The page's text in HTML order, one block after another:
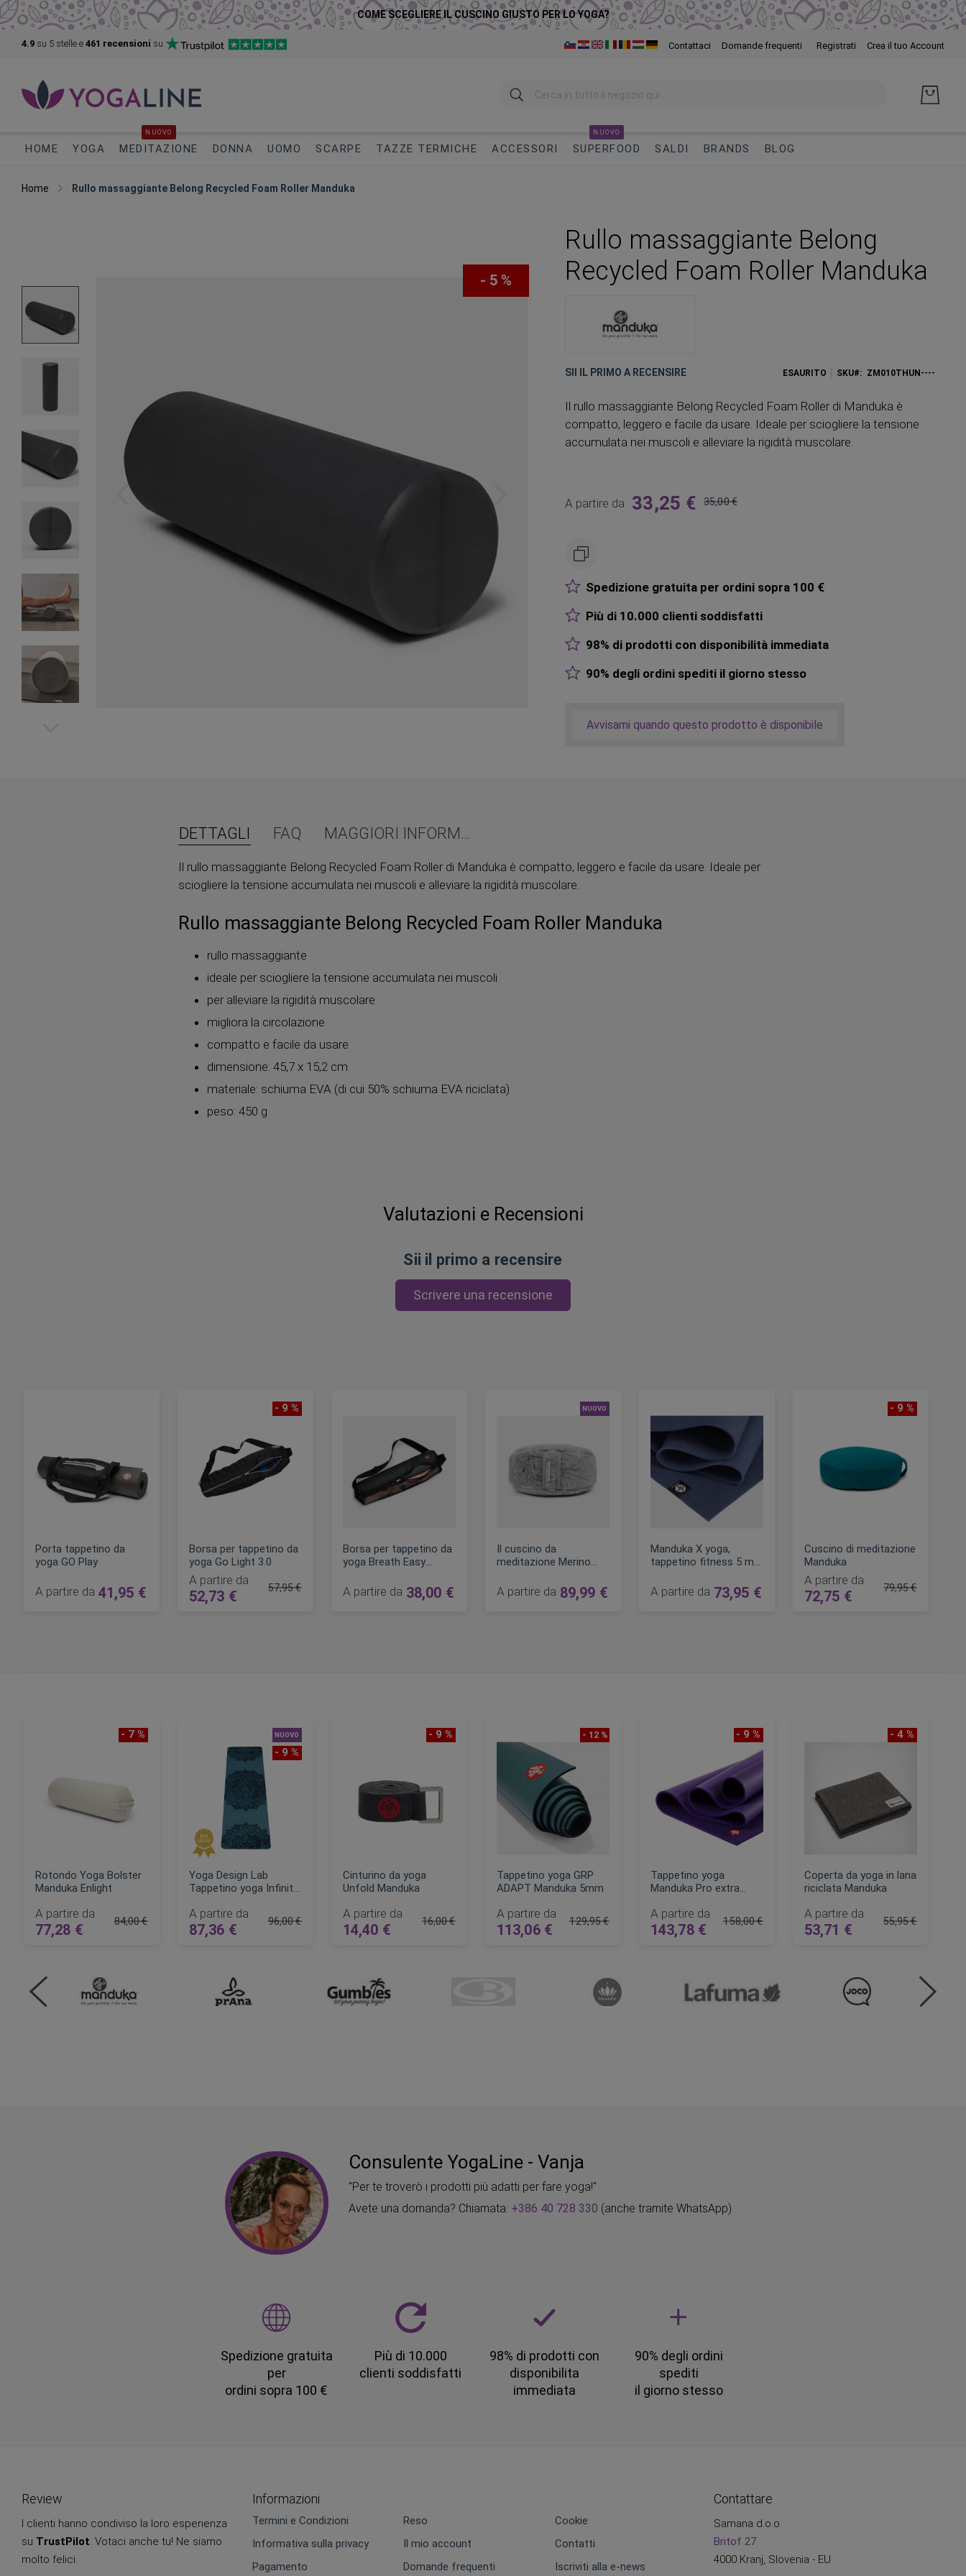
COME SCEGLIERE IL CUSCINO GIUSTO PER LO YOGA?
4.9 su 5 stelle e 461 recensioni su
al
Contattaci Domande frequenti Registrati Crea il tuo Account
Ricerca
HOME YOGA MEDITAZIONE
NUOVO
DONNA UOMO SCARPE TAZZE TERMICHE ACCESSORI SUPERFOOD
NUOVO
SALDI BRANDS BLOG
Home Rullo massaggiante Belong Recycled Foam Roller Manduka
galleria
di
immagini
- 5 %
Rullo massaggiante Belong
Recycled Foam Roller Manduka
SII IL PRIMO A RECENSIRE ESAURITO SKU ZM010THUN----
Il rullo massaggiante Belong Recycled Foam Roller di Manduka è
compatto, leggero e facile da usare. Ideale per sciogliere la tensione
accumulata nei muscoli e alleviare la rigidità muscolare.
A partire da 33,25 €
Prezzo
35,00 €
Spedizione gratuita per ordini sopra 100 €
Più di 10.000 clienti soddisfatti
98% di prodotti con disponibilità immediata
90% degli ordini spediti il giorno stesso
Avvisami quando questo prodotto è disponibile
DETTAGLI
Il rullo massaggiante Belong Recycled Foam Roller di Manduka è compatto, leggero e facile da usare. Ideale per
sciogliere la tensione accumulata nei muscoli e alleviare la rigidità muscolare.
Rullo massaggiante Belong Recycled Foam Roller Manduka
rullo massaggiante
ideale per sciogliere la tensione accumulata nei muscoli
per alleviare la rigidità muscolare
migliora la circolazione
compatto e facile da usare
dimensione: 45,7 x 15,2 cm
materiale: schiuma EVA (di cui 50% schiuma EVA riciclata)
peso: 450 g
FAQ MAGGIORI INFORMAZIONI
Valutazioni e Recensioni
Sii il primo a recensire
Scrivere una recensione
Porta tappetino da
yoga GO Play
A partire da 41,95 €
- 9 %
Borsa per tappetino da
yoga Go Light 3.0
A partire da
52,73 €
57,95 €
Borsa per tappetino da
yoga Breath Easy
A partire da 38,00 €
NUOVO
Il cuscino da
meditazione Merino
tipi di imbottitura
A partire da 89,99 €
Manduka X yoga,
tappetino fitness 5 mm
A partire da 73,95 €
- 9 %
Cuscino di meditazione
Manduka
A partire da
72,75 €
79,95 €
- 7 %
Rotondo Yoga Bolster
Manduka Enlight
A partire da
77,28 €
84,00 €
NUOVO
- 9 %
Yoga Design Lab
Tappetino yoga Infinity
A partire da
87,36 €
96,00 €
- 9 %
Cinturino da yoga
Unfold Manduka
A partire da
14,40 €
16,00 €
- 12 %
Tappetino yoga GRP
ADAPT Manduka 5mm
A partire da
113,06 €
129,95 €
- 9 %
Tappetino yoga
Manduka Pro extra
A partire da
143,78 €
158,00 €
- 4 %
Coperta da yoga in lana
riciclata Manduka
A partire da
53,71 €
55,95 €
Consulente YogaLine - Vanja
"Per te troverò i prodotti più adatti per fare yoga!"
Avete una domanda? Chiamata: +386 40 728 330 (anche tramite WhatsApp)
Spedizione gratuita
per
ordini sopra 100 €
Più di 10.000
clienti soddisfatti
98% di prodotti con
disponibilita
immediata
90% degli ordini
spediti
il giorno stesso
Review
I clienti hanno condiviso la loro esperienza
su TrustPilot. Votaci anche tu! Ne siamo
molto felici.
Informazioni
Termini e Condizioni
Informativa sulla privacy
Pagamento
Reso
Il mio account
Domande frequenti
Cookie
Contatti
Iscriviti alla e-news
Contattare
Samana d.o.o.
Britof 27
4000 Kranj, Slovenia - EU